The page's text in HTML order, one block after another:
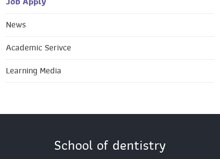
News
Academic Serivce
Learning Media
School of dentistry